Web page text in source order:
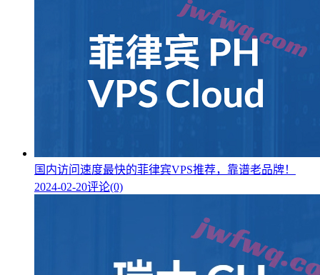
国内访问速度最快的菲律宾VPS推荐，靠谱老品牌！
2024-02-20评论(0)